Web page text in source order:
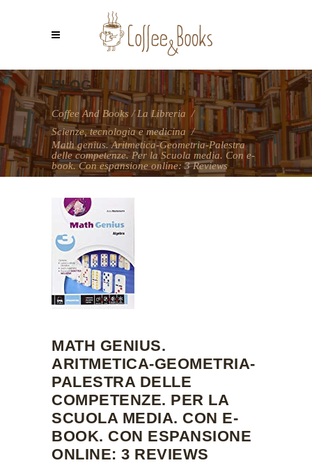
BLOG
Coffee And Books /La Libreria /
Scienze, tecnologia e medicina /
Math genius. Aritmetica-Geometria-Palestra
delle competenze. Per la Scuola media. Con e-
book. Con espansione online: 3 Reviews
MATH GENIUS.
ARITMETICA-GEOMETRIA-
PALESTRA DELLE
COMPETENZE. PER LA
SCUOLA MEDIA. CON E-
BOOK. CON ESPANSIONE
ONLINE: 3 REVIEWS